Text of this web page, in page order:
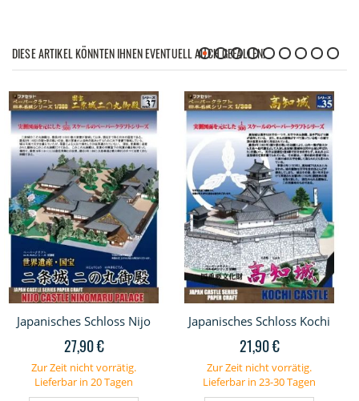
DIESE ARTIKEL KÖNNTEN IHNEN EVENTUELL AUCH GEFALLEN!
Japanisches Schloss Nijo
27,90 €
Zur Zeit nicht vorrätig.
Lieferbar in 20 Tagen
Japanisches Schloss Kochi
21,90 €
Zur Zeit nicht vorrätig.
Lieferbar in 23-30 Tagen